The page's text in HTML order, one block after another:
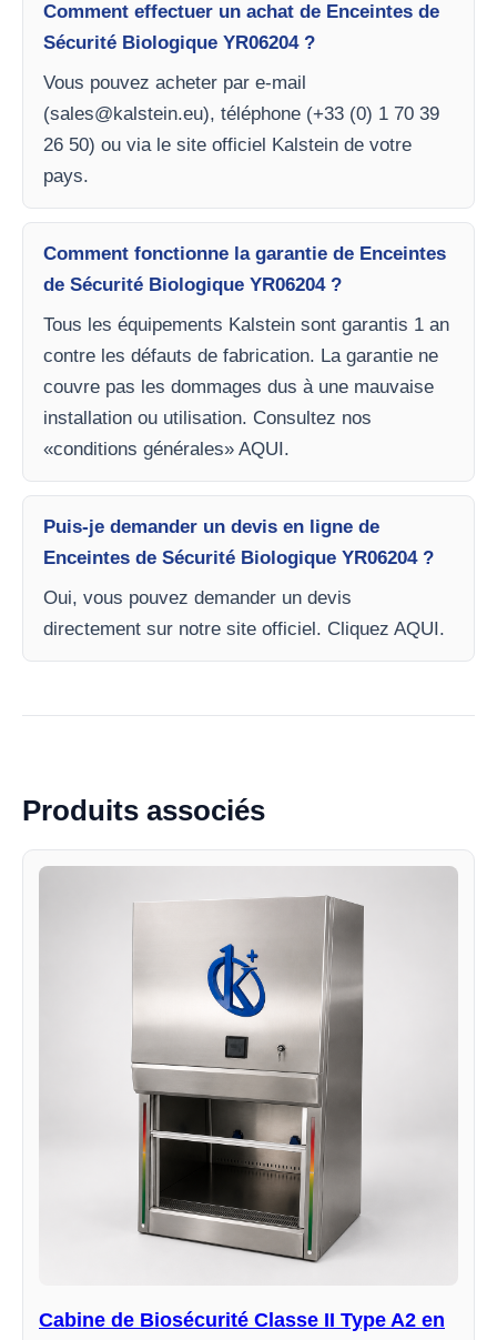
Comment effectuer un achat de Enceintes de
Sécurité Biologique YR06204 ?
Vous pouvez acheter par e-mail
(sales@kalstein.eu), téléphone (+33 (0) 1 70 39
26 50) ou via le site officiel Kalstein de votre
pays.
Comment fonctionne la garantie de Enceintes
de Sécurité Biologique YR06204 ?
Tous les équipements Kalstein sont garantis 1 an
contre les défauts de fabrication. La garantie ne
couvre pas les dommages dus à une mauvaise
installation ou utilisation. Consultez nos
«conditions générales» AQUI.
Puis-je demander un devis en ligne de
Enceintes de Sécurité Biologique YR06204 ?
Oui, vous pouvez demander un devis
directement sur notre site officiel. Cliquez AQUI.
Produits associés
Cabine de Biosécurité Classe II Type A2 en